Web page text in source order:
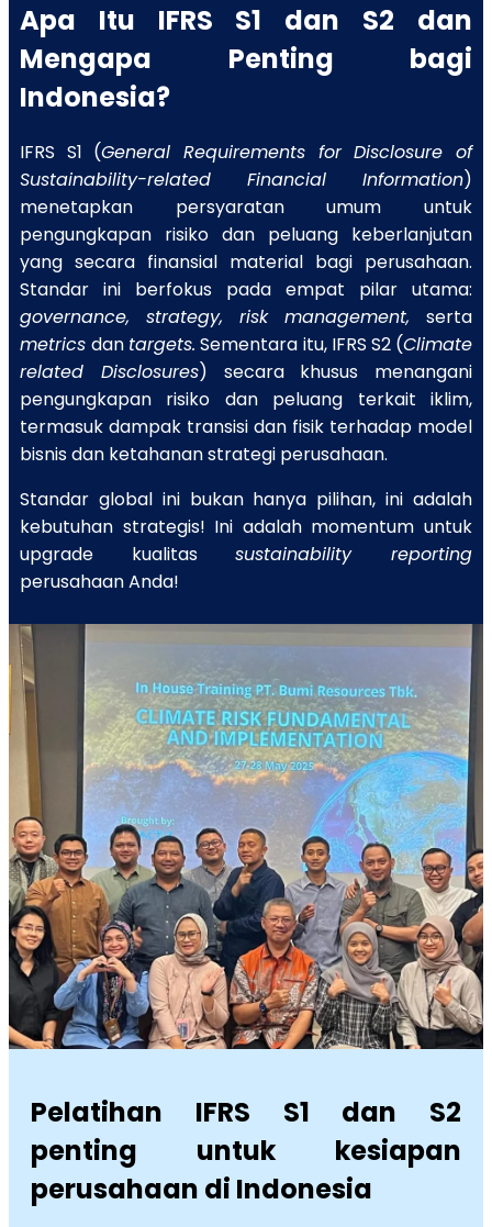
Apa Itu IFRS S1 dan S2 dan
Mengapa Penting bagi
Indonesia?
IFRS S1 (General Requirements for Disclosure of
Sustainability-related Financial Information)
menetapkan persyaratan umum untuk
pengungkapan risiko dan peluang keberlanjutan
yang secara finansial material bagi perusahaan.
Standar ini berfokus pada empat pilar utama:
governance, strategy, risk management, serta
metricsdan targets. Sementara itu, IFRS S2 (Climate
related Disclosures) secara khusus menangani
pengungkapan risiko dan peluang terkait iklim,
termasuk dampak transisi dan fisik terhadap model
bisnis dan ketahanan strategi perusahaan.
Standar global ini bukan hanya pilihan, ini adalah
kebutuhan strategis! Ini adalah momentum untuk
upgrade kualitassustainability reporting
perusahaan Anda!
Pelatihan IFRS S1 dan S2
penting untuk kesiapan
perusahaan di Indonesia